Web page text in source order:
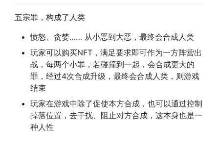
五宗罪，构成了人类
愤怒、贪婪…… 从小恶到大恶，最终会合成人类
玩家可以购买NFT，满足要求即可作为一方阵营出
战，每两个小罪，若碰撞到一起，会合成更大的
罪，经过4次合成升级，最终会合成人类，则游戏
结束
玩家在游戏中除了促使本方合成，也可以通过控制
掉落位置，去干扰、阻止对方合成，这本身也是一
种人性